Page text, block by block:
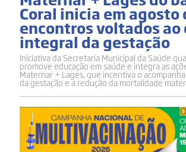
Coral inicia em agosto
encontros voltados ao
integral da gestação
Iniciativa da Secretaria Municipal da Saúde
promove educação em saúde e integra as
Maternar + Lages, que incentiva o
da gestação e a redução da mortalidade